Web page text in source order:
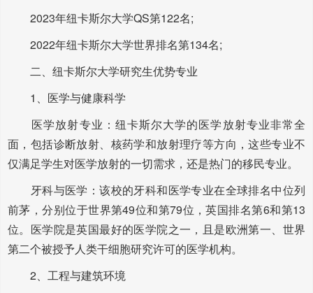
2023年纽卡斯尔大学QS第122名;
2022年纽卡斯尔大学世界排名第134名;
二、纽卡斯尔大学研究生优势专业
1、医学与健康科学
医学放射专业：纽卡斯尔大学的医学放射专业非常全
面，包括诊断放射、核药学和放射理疗等方向，这些专业不
仅满足学生对医学放射的一切需求，还是热门的移民专业。
牙科与医学：该校的牙科和医学专业在全球排名中位列
前茅，分别位于世界第49位和第79位，英国排名第6和第13
位。医学院是英国最好的医学院之一，且是欧洲第一、世界
第二个被授予人类干细胞研究许可的医学机构。
2、工程与建筑环境